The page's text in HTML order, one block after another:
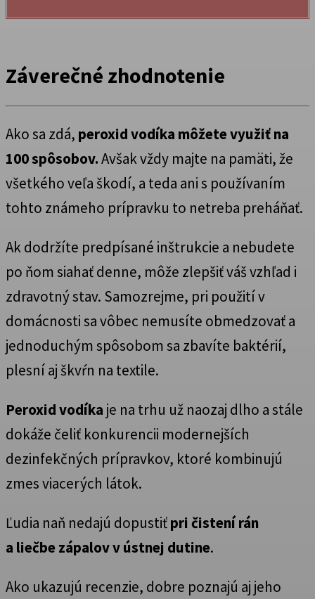
Záverečné zhodnotenie
Ako sa zdá, peroxid vodíka môžete využiť na
100 spôsobov.Avšak vždy majte na pamäti, že
všetkého veľa škodí, a teda ani s používaním
tohto známeho prípravku to netreba preháňať.
Ak dodržíte predpísané inštrukcie a nebudete
po ňom siahať denne, môže zlepšiť váš vzhľad i
zdravotný stav. Samozrejme, pri použití v
domácnosti sa vôbec nemusíte obmedzovať a
jednoduchým spôsobom sa zbavíte baktérií,
plesní aj škvŕn na textile.
Peroxid vodíka je na trhu už naozaj dlho a stále
dokáže čeliť konkurencii modernejších
dezinfekčných prípravkov, ktoré kombinujú
zmes viacerých látok.
Ľudia naň nedajú dopustiťpri čistení rán
a liečbe zápalov v ústnej dutine.
Ako ukazujú recenzie, dobre poznajú aj jeho